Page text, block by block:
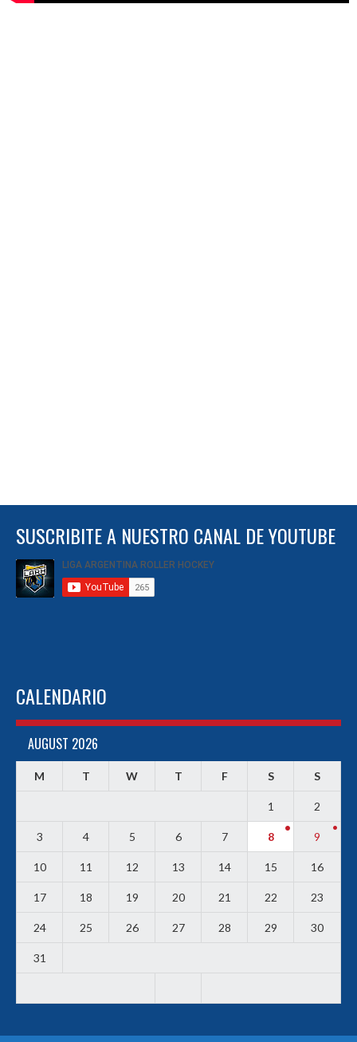
SUSCRIBITE A NUESTRO CANAL DE YOUTUBE
CALENDARIO
AUGUST 2026
M T W T F S S
1 2
3 4 5 6 7 8 9
10 11 12 13 14 15 16
17 18 19 20 21 22 23
24 25 26 27 28 29 30
31